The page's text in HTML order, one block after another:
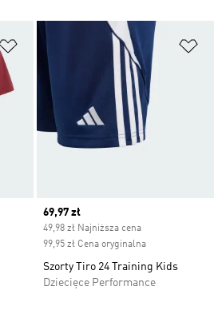
Dodaj do listy życzeń
Current price
69,97 zł
49,98 zł Najniższa cena
99,95 zł Cena oryginalna
Szorty Tiro 24 Training Kids
Dziecięce Performance